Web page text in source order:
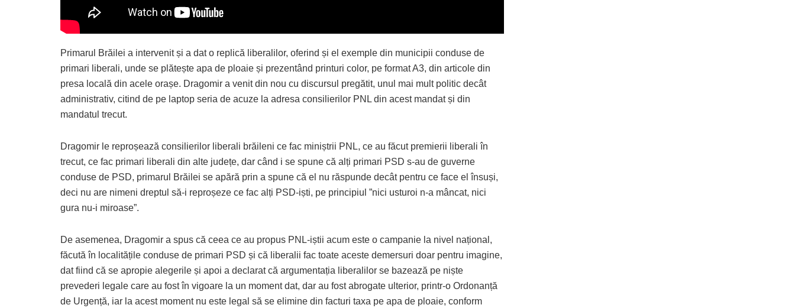
Primarul Brăilei a intervenit și a dat o replică liberalilor, oferind și el exemple din municipii conduse de
primari liberali, unde se plătește apa de ploaie și prezentând printuri color, pe format A3, din articole din
presa locală din acele orașe. Dragomir a venit din nou cu discursul pregătit, unul mai mult politic decât
administrativ, citind de pe laptop seria de acuze la adresa consilierilor PNL din acest mandat și din
mandatul trecut.
Dragomir le reproșează consilierilor liberali brăileni ce fac miniștrii PNL, ce au făcut premierii liberali în
trecut, ce fac primari liberali din alte județe, dar când i se spune că alți primari PSD s-au de guverne
conduse de PSD, primarul Brăilei se apără prin a spune că el nu răspunde decât pentru ce face el însuși,
deci nu are nimeni dreptul să-i reproșeze ce fac alți PSD-iști, pe principiul ”nici usturoi n-a mâncat, nici
gura nu-i miroase”.
De asemenea, Dragomir a spus că ceea ce au propus PNL-iștii acum este o campanie la nivel național,
făcută în localitățile conduse de primari PSD și că liberalii fac toate aceste demersuri doar pentru imagine,
dat fiind că se apropie alegerile și apoi a declarat că argumentația liberalilor se bazează pe niște
prevederi legale care au fost în vigoare la un moment dat, dar au fost abrogate ulterior, printr-o Ordonanță
de Urgență, iar la acest moment nu este legal să se elimine din facturi taxa pe apa de ploaie, conform